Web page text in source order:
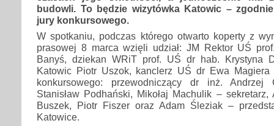
budowli. To będzie wizytówka Katowic –
jury konkursowego.
W spotkaniu, podczas którego otwarto koperty z
prasowej 8 marca wzięli udział: JM Rektor UŚ
Banyś, dziekan WRiT prof. UŚ dr hab. Krystyna
Katowic Piotr Uszok, kanclerz UŚ dr Ewa Magiera
konkursowego: przewodniczący dr inż. Andrzej
Stanisław Podhański, Mikołaj Machulik – sekretarz,
Buszek, Piotr Fiszer oraz Adam Śleziak –
Katowice.